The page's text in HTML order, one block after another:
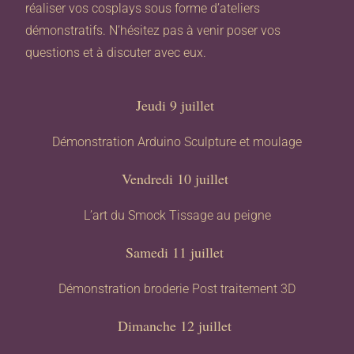
réaliser vos cosplays sous forme d’ateliers
démonstratifs. N’hésitez pas à venir poser vos
questions et à discuter avec eux.
Jeudi 9 juillet
Démonstration Arduino Sculpture et moulage
Vendredi 10 juillet
L’art du Smock Tissage au peigne
Samedi 11 juillet
Démonstration broderie Post traitement 3D
Dimanche 12 juillet